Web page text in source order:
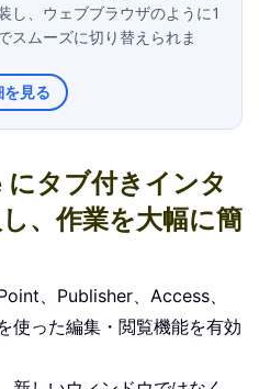
し、ウェブブラウザのように1
スムーズに切り替えられま
を見る
にタブ付きインタ
、作業を大幅に簡
、Publisher、Access、
使った編集・閲覧機能を有効